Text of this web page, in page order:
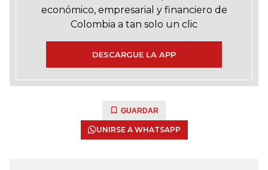
económico, empresarial y financiero de
Colombia a tan solo un clic
DESCARGUE LA APP
GUARDAR
UNIRSE A WHATSAPP